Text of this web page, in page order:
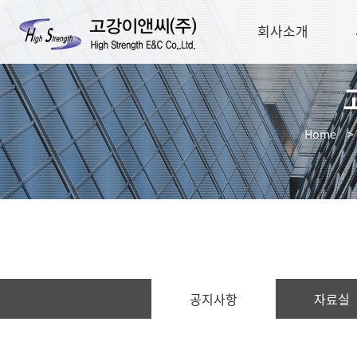
회사소개
Home >
공지사항 자료실